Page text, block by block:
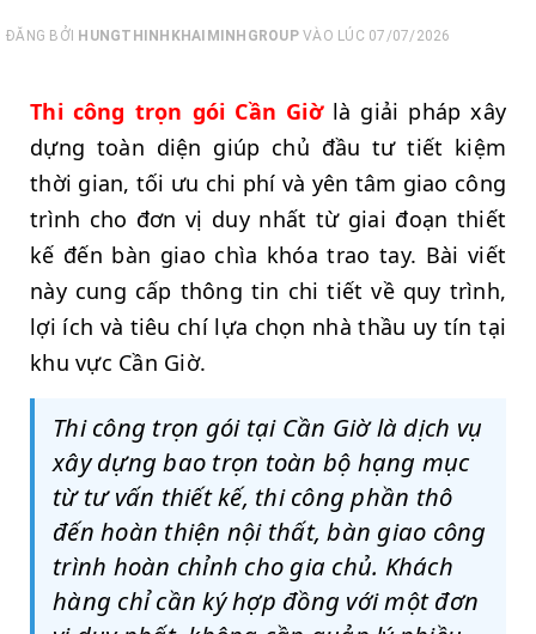
ĐĂNG BỞI HUNGTHINHKHAIMINHGROUPVÀO LÚC 07/07/2026
Thi công trọn gói Cần Giờlà giải pháp xây
dựng toàn diện giúp chủ đầu tư tiết kiệm
thời gian, tối ưu chi phí và yên tâm giao công
trình cho đơn vị duy nhất từ giai đoạn thiết
kế đến bàn giao chìa khóa trao tay. Bài viết
này cung cấp thông tin chi tiết về quy trình,
lợi ích và tiêu chí lựa chọn nhà thầu uy tín tại
khu vực Cần Giờ.
Thi công trọn gói tại Cần Giờ là dịch vụ
xây dựng bao trọn toàn bộ hạng mục
từ tư vấn thiết kế, thi công phần thô
đến hoàn thiện nội thất, bàn giao công
trình hoàn chỉnh cho gia chủ. Khách
hàng chỉ cần ký hợp đồng với một đơn